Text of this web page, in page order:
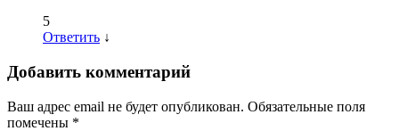
5
Ответить ↓
Добавить комментарий
Ваш адрес email не будет опубликован. Обязательные поля
помечены *